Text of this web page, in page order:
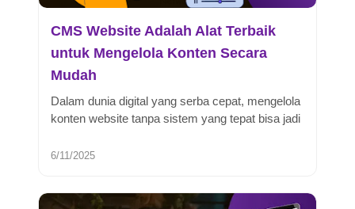
CMS Website Adalah Alat Terbaik
untuk Mengelola Konten Secara
Mudah
Dalam dunia digital yang serba cepat, mengelola
konten website tanpa sistem yang tepat bisa jadi
6/11/2025